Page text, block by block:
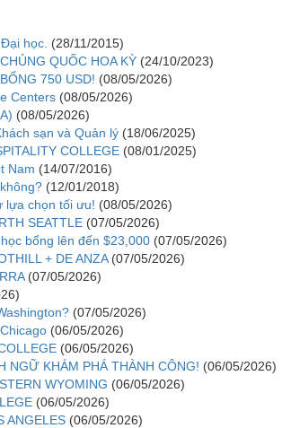
học. (28/11/2015)
QUỐC HOA KỲ (24/10/2023)
750 USD! (08/05/2026)
Centers (08/05/2026)
(08/05/2026)
sạn và Quản lý (18/06/2025)
COLLEGE (08/01/2025)
Nam (14/07/2016)
(12/01/2018)
lựa chọn tối ưu! (08/05/2026)
SEATTLE (07/05/2026)
bổng lên đến $23,000 (07/05/2026)
+ DE ANZA (07/05/2026)
(07/05/2026)
(07/05/2026)
(06/05/2026)
(06/05/2026)
NGỮ KHÁM PHÁ THÀNH CÔNG! (06/05/2026)
WYOMING (06/05/2026)
(06/05/2026)
ANGELES (06/05/2026)